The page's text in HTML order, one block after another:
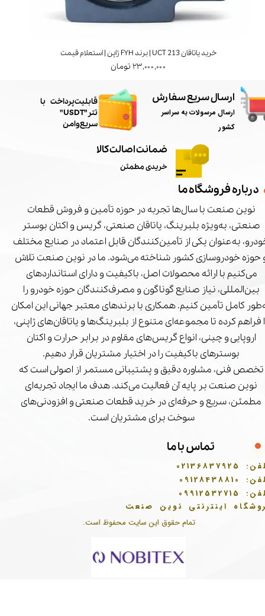
خرید یاتاقان UCT 213 | برند FYH ژاپن | استعلام قیمت
۲۳,۰۰۰,۰۰۰ تومان
تمام حقوق این سایت محفوظ است.
ارسال سریع سفارش
ارسال مرسولات به سراسر
کشور
ضمانت اصالت کالا
خریدی مطمئن
درباره فروشگاه ما
نوین صنعت با سال‌ها تجربه در حوزه تأمین و فروش قطعات
صنعتی، به‌ویژه بلبرینگ، یاتاقان صنعتی، گریس و اکتان بوستر
به‌عنوان یکی از تأمین‌کنندگان قابل اعتماد در صنایع مختلف
حوزه خودروسازی کشور شناخته می‌شود. ما در نوین صنعت تلاش
می‌کنیم با ارائه محصولات اصل، باکیفیت و دارای استانداردهای
بین‌المللی، نیاز صنایع گوناگون و مصرف‌کنندگان حوزه خودرو را
کامل تأمین کنیم. همکاری با برندهای معتبر جهانی این امکان
فراهم کرده تا مجموعه‌ای متنوع از بلبرینگ‌ها و یاتاقان‌های ژاپنی،
اروپایی و چینی، انواع گریس‌های مقاوم در برابر حرارت و اکتان
بوسترهای باکیفیت را در اختیار مشتریان قرار دهیم.
تخصص فنی، مشاوره دقیق و پشتیبانی مستمر از اصولی است که
نوین صنعت بر پایه آن فعالیت می‌کند. هدف ما ایجاد تجربه‌ای
مطمئن، سریع و حرفه‌ای در خرید قطعات صنعتی و افزودنی‌های
سوخت برای مشتریان است.
تماس با ما
02136837925
09128438810
09912532715
اینترنتی نوین صنعت
​قابلیت پرداخت با
تتر"USDT"
سریع و امن